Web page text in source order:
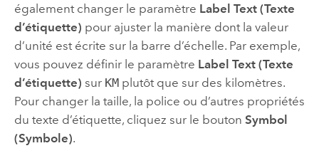
également changer le paramètre Label Text (Texte
d’étiquette) pour ajuster la manière dont la valeur
d’unité est écrite sur la barre d’échelle. Par exemple,
vous pouvez définir le paramètre Label Text (Texte
d’étiquette) sur KMplutôt que sur des kilomètres.
Pour changer la taille, la police ou d’autres propriétés
du texte d’étiquette, cliquez sur le bouton Symbol
(Symbole).